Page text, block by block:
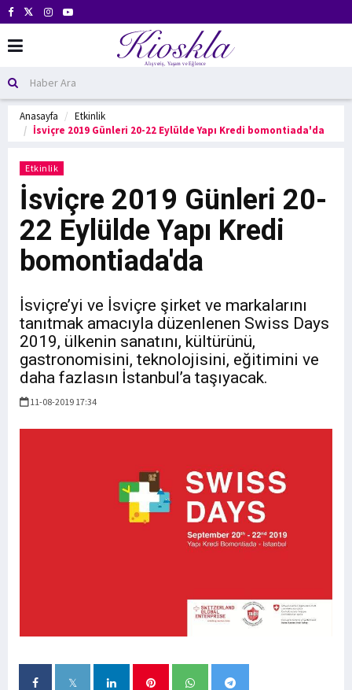
Anasayfa
Etkinlik
İsviçre 2019 Günleri 20-22 Eylülde Yapı Kredi bomontiada'da
Etkinlik
İsviçre 2019 Günleri 20-
22 Eylülde Yapı Kredi
bomontiada'da
İsviçre’yi ve İsviçre şirket ve markalarını
tanıtmak amacıyla düzenlenen Swiss Days
2019, ülkenin sanatını, kültürünü,
gastronomisini, teknolojisini, eğitimini ve
daha fazlasın İstanbul’a taşıyacak.
11-08-2019 17:34